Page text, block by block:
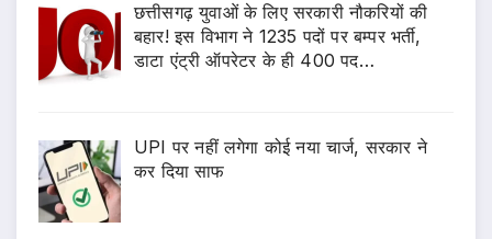
छत्तीसगढ़ युवाओं के लिए सरकारी नौकरियों की
बहार! इस विभाग ने 1235 पदों पर बम्पर भर्ती,
डाटा एंट्री ऑपरेटर के ही 400 पद…
UPI पर नहीं लगेगा कोई नया चार्ज, सरकार ने
कर दिया साफ